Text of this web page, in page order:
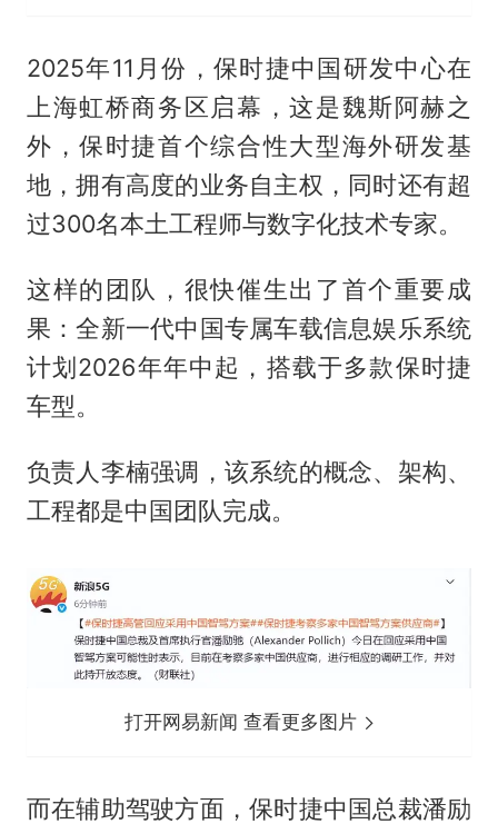
2025年11月份，保时捷中国研发中心在
上海虹桥商务区启幕，这是魏斯阿赫之
外，保时捷首个综合性大型海外研发基
地，拥有高度的业务自主权，同时还有超
过300名本土工程师与数字化技术专家。
这样的团队，很快催生出了首个重要成
果：全新一代中国专属车载信息娱乐系统
计划2026年年中起，搭载于多款保时捷
车型。
负责人李楠强调，该系统的概念、架构、
工程都是中国团队完成。
打开网易新闻 查看更多图片
而在辅助驾驶方面，保时捷中国总裁潘励